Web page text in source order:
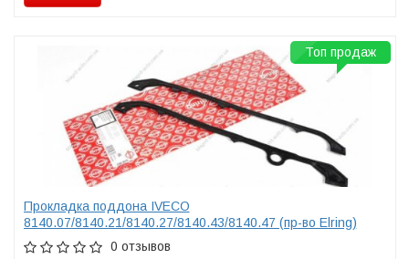
Прокладка поддона IVECO
8140.07/8140.21/8140.27/8140.43/8140.47 (пр-во Elring)
0 отзывов
Топ продаж